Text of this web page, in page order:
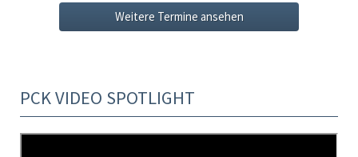
Weitere Termine ansehen
PCK VIDEO SPOTLIGHT